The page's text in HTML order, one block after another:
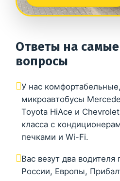
Ответы на
вопросы
У нас
микроавтобусы
Toyota HiAce и
класса с
печками и Wi-Fi.
Вас везут два водителя
России, Европы,